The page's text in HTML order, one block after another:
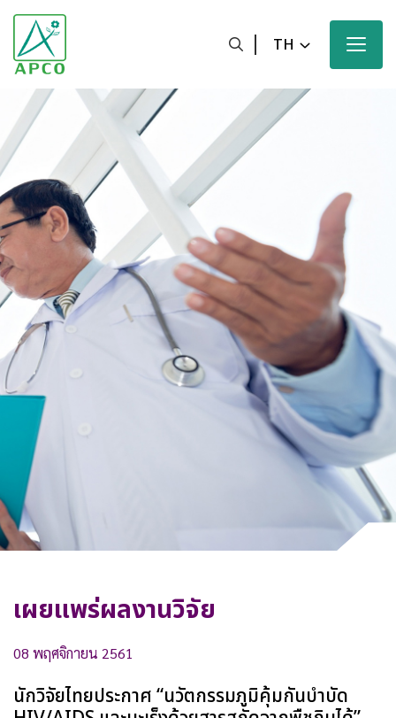
TH
หน้าหลัก
เกี่ยวกับเรา
นักวิทยาศาสตร์ของเรา
นวัตกรรมของเรา
ผลิตภัณฑ์ของเรา
ความมุ่งหวังของเรา
ข่าวสารและสื่อประชาสัมพันธ์ของเรา
ทำไมต้องลงทุนกับเรา
ติดต่อเรา
เผยแพร่ผลงานวิจัย
08 พฤศจิกายน 2561
นักวิจัยไทยประกาศ “นวัตกรรมภูมิคุ้มกันบำบัด